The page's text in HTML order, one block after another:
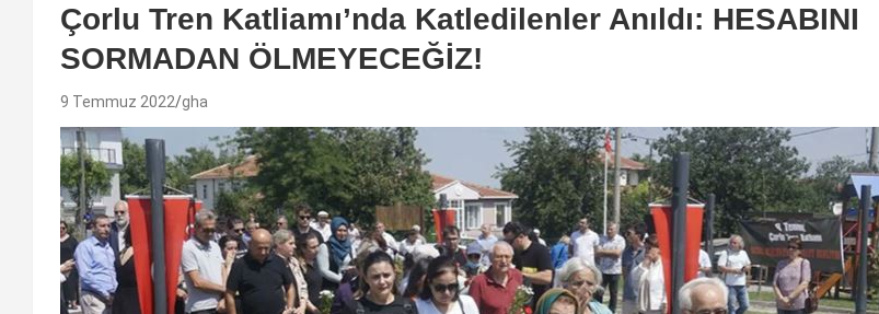
Çorlu Tren Katliamı’nda Katledilenler Anıldı: HESABINI
SORMADAN ÖLMEYECEĞİZ!
9 Temmuz 2022 gha